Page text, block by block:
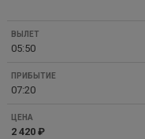
05:50
07:20
2 420 ₽